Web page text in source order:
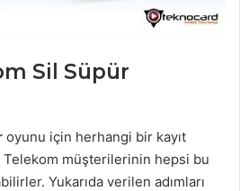
Sil Süpür
oyunu için herhangi bir kayıt
müşterilerinin hepsi bu
Yukarıda verilen adımları